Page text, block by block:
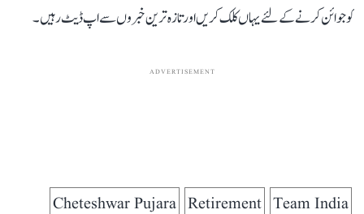
کو جوائن کرنے کے لئے یہاں کلک کریں اور تازہ ترین خبروں سے اپ ڈیٹ رہیں۔
ADVERTISEMENT
Team India
Retirement
Cheteshwar Pujara